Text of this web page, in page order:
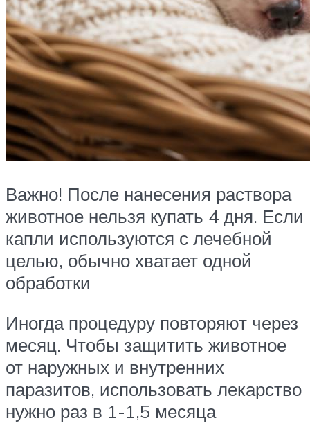
Важно! После нанесения раствора
животное нельзя купать 4 дня. Если
капли используются с лечебной
целью, обычно хватает одной
обработки
Иногда процедуру повторяют через
месяц. Чтобы защитить животное
от наружных и внутренних
паразитов, использовать лекарство
нужно раз в 1-1,5 месяца